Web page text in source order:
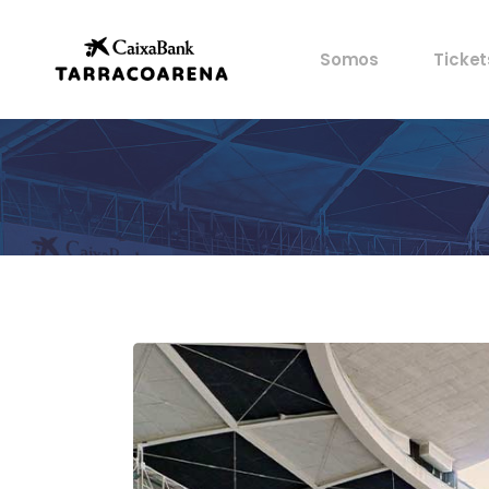
Somos
Propiedad
Espacios
Cultura
Castells
Historia
Artistas
Archivo
Mis
Espacios
Deportes
Gastronomía
Historia